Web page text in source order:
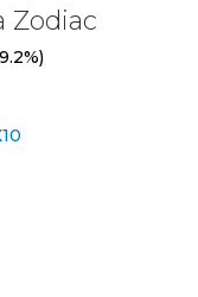
Zodiac